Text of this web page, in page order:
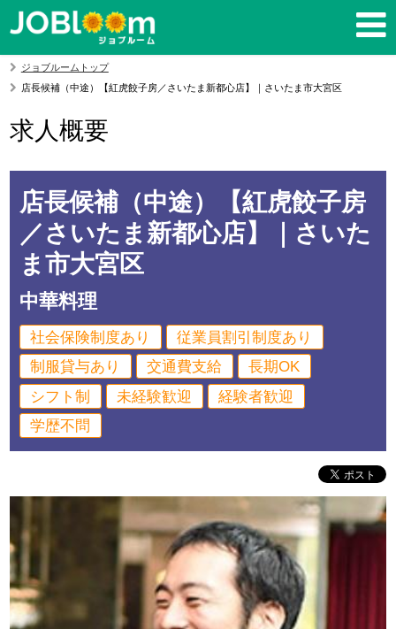
ジョブルームトップ
店長候補（中途）【紅虎餃子房／さいたま新都心店】｜さいたま市大宮区
求人概要
店長候補（中途）【紅虎餃子房
／さいたま新都心店】｜さいた
ま市大宮区
中華料理
社会保険制度あり
従業員割引制度あり
制服貸与あり
交通費支給
長期OK
シフト制
未経験歓迎
経験者歓迎
学歴不問